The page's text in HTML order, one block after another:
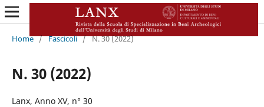
Home / Fascicoli / N. 30 (2022)
N. 30 (2022)
Lanx, Anno XV, n° 30